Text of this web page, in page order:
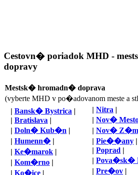
Cestovn� poriadok MHD -
dopravy
Mestsk� hromadn� doprava
(vyberte MHD v po�adovanom meste
| Bansk� Bystrica |
| Bratislava |
| Doln� Kub�n |
| Humenn� |
| Ke�marok |
| Kom�rno |
| Ko�ice |
| Nitra |
| Nov�
| Nov�
| Pie��any |
| Poprad |
| Pova�sk�
| Pre�ov |